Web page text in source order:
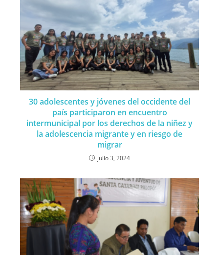
30 adolescentes y jóvenes del occidente del
país participaron en encuentro
intermunicipal por los derechos de la niñez y
la adolescencia migrante y en riesgo de
migrar
julio 3, 2024